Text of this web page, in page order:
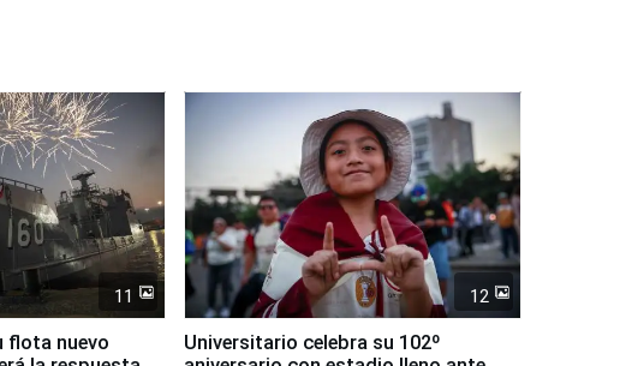
11
flota nuevo
12
Universitario celebra su 102º